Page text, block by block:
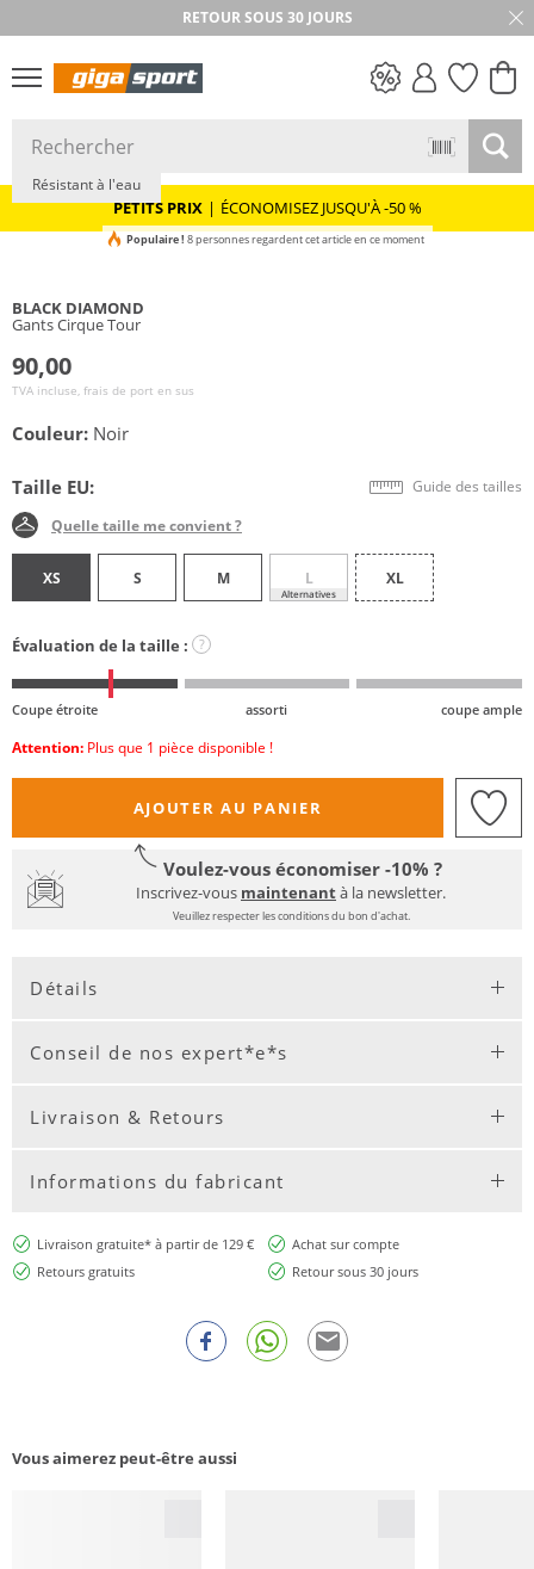
RETOUR SOUS 30 JOURS
PETITS PRIX
PETITS PRIX | ÉCONOMISEZ JUSQU'À -50 %
Résistant à l'eau
Populaire ! 8 personnes regardent cet article en ce moment
BLACK DIAMOND
Gants Cirque Tour
90,00
TVA incluse, frais de port en sus
Couleur: Noir
Taille EU: Guide des tailles
Quelle taille me convient ?
XS S M L
Alternatives
XL
Évaluation de la taille : ?
Coupe étroite assorti coupe ample
Attention: Plus que 1 pièce disponible !
AJOUTER AU PANIER
Voulez-vous économiser -10% ?
Inscrivez-vous maintenantà la newsletter.
Veuillez respecter les conditions du bon d'achat.
Détails
Conseil de nos expert*e*s
Livraison & Retours
Informations du fabricant
Livraison gratuite* à partir de 129 €
Achat sur compte
Retours gratuits
Retour sous 30 jours
Vous aimerez peut-être aussi